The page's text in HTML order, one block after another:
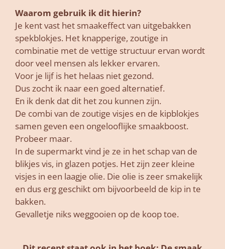
Waarom gebruik ik dit hierin?
Je kent vast het smaakeffect van uitgebakken
spekblokjes. Het knapperige, zoutige in
combinatie met de vettige structuur ervan wordt
door veel mensen als lekker ervaren.
Voor je lijf is het helaas niet gezond.
Dus zocht ik naar een goed alternatief.
En ik denk dat dit het zou kunnen zijn.
De combi van de zoutige visjes en de kipblokjes
samen geven een ongelooflijke smaakboost.
Probeer maar.
In de supermarkt vind je ze in het schap van de
blikjes vis, in glazen potjes. Het zijn zeer kleine
visjes in een laagje olie. Die olie is zeer smakelijk
en dus erg geschikt om bijvoorbeeld de kip in te
bakken.
Gevalletje niks weggooien op de koop toe.